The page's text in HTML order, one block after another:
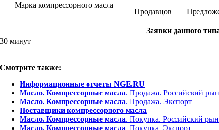
Марка компрессорного масла
Продавцов
Заявки данного
30 минут
Смотрите также:
Информационные отчеты NGE.RU
Масло. Компрессорные масла. Продажа. Российский
Масло. Компрессорные масла. Продажа. Экспорт
Поставщики компрессорного масла
Масло. Компрессорные масла. Покупка. Российский
Масло. Компрессорные масла. Покупка. Экспорт